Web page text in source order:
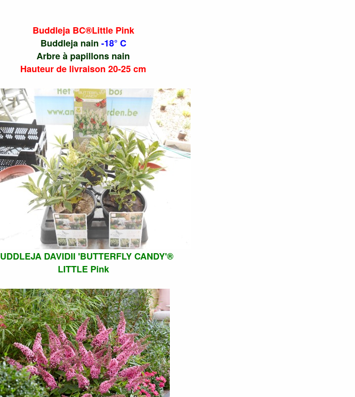
Buddleja BC®Little Pink
Buddleja nain -18° C
Arbre à papillons nain
Hauteur de livraison 20-25 cm
DAVIDII 'BUTTERFLY CANDY'®
LITTLE Pink